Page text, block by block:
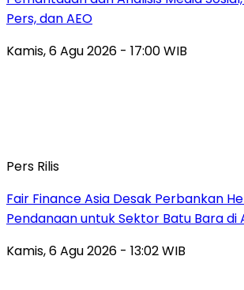
Pers, dan AEO
Kamis, 6 Agu 2026 - 17:00 WIB
Pers Rilis
Fair Finance Asia Desak Perbankan
Pendanaan untuk Sektor Batu Bara di
Kamis, 6 Agu 2026 - 13:02 WIB